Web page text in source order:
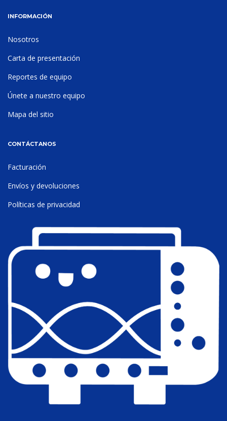
INFORMACIÓN
Nosotros
Carta de presentación
Reportes de equipo
Únete a nuestro equipo
Mapa del sitio
CONTÁCTANOS
Facturación
Envíos y devoluciones
Políticas de privacidad